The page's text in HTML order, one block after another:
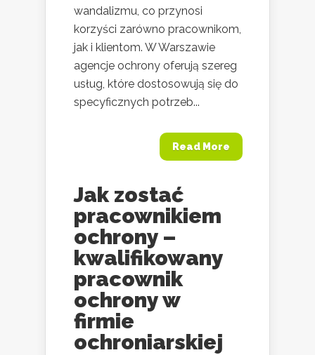
wandalizmu, co przynosi
korzyści zarówno pracownikom,
jak i klientom. W Warszawie
agencje ochrony oferują szereg
usług, które dostosowują się do
specyficznych potrzeb...
Read More
Jak zostać
pracownikiem
ochrony –
kwalifikowany
pracownik
ochrony w
firmie
ochroniarskiej